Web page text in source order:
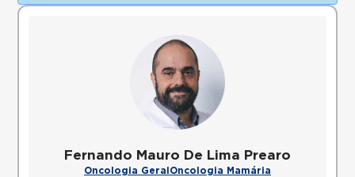
Fernando Mauro De Lima Prearo
Oncologia Geral Oncologia Mamária